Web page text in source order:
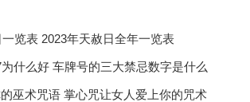
览表 2023年天赦日全年一览表
什么好 车牌号的三大禁忌数字是什么
巫术咒语 掌心咒让女人爱上你的咒术